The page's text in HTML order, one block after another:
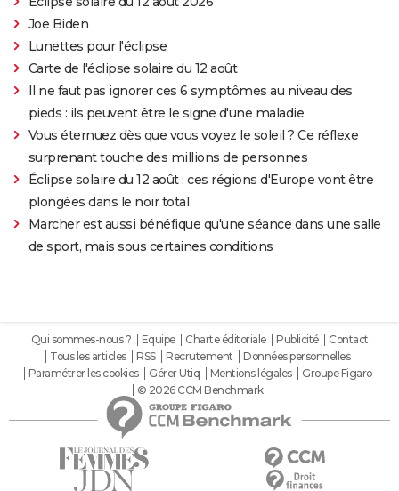
Joe Biden
Lunettes pour l'éclipse
Carte de l'éclipse solaire du 12 août
Il ne faut pas ignorer ces 6 symptômes au niveau des
pieds : ils peuvent être le signe d'une maladie
Vous éternuez dès que vous voyez le soleil ? Ce réflexe
surprenant touche des millions de personnes
Éclipse solaire du 12 août : ces régions d'Europe vont être
plongées dans le noir total
Marcher est aussi bénéfique qu'une séance dans une salle
de sport, mais sous certaines conditions
Qui sommes-nous ? Equipe Charte éditoriale Publicité
Contact
Tous les articles
RSS Recrutement
Données personnelles
Paramétrer les cookies
Gérer Utiq Mentions légales
Groupe Figaro
© 2026 CCM Benchmark